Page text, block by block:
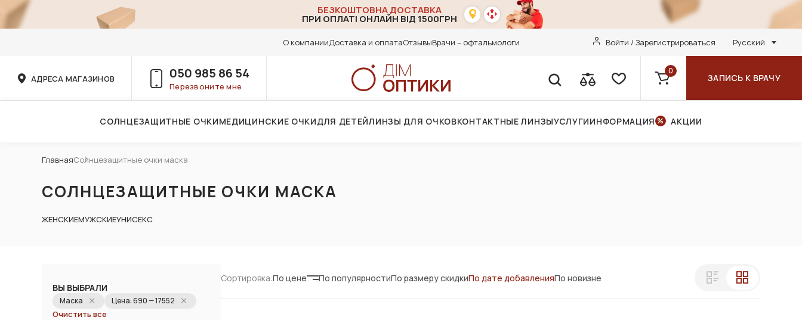
БЕЗКОШТОВНА ДОСТАВКА
ПРИ ОПЛАТІ ОНЛАЙН ВІД 1500ГРН
О компанииДоставка и оплатаОтзывыВрачи – офтальмологи Войти / Зарегистрироваться Русский
АДРЕСА МАГАЗИНОВ 050 985 86 54
Перезвоните мне
0
ЗАПИСЬ К ВРАЧУ
СОЛНЦЕЗАЩИТНЫЕ ОЧКИМЕДИЦИНСКИЕ ОЧКИДЛЯ ДЕТЕЙЛИНЗЫ ДЛЯ ОЧКОВКОНТАКТНЫЕ ЛИНЗЫУСЛУГИИНФОРМАЦИЯ АКЦИИ
ГлавнаяСолнцезащитные очки маска
СОЛНЦЕЗАЩИТНЫЕ ОЧКИ МАСКА
ЖЕНСКИЕМУЖСКИЕУНИСЕКС
ВЫ ВЫБРАЛИ
Маска Цена: 690 — 17552
Очистить все
Сортировка:По цене По популярностиПо размеру скидкиПо дате добавленияПо новизне